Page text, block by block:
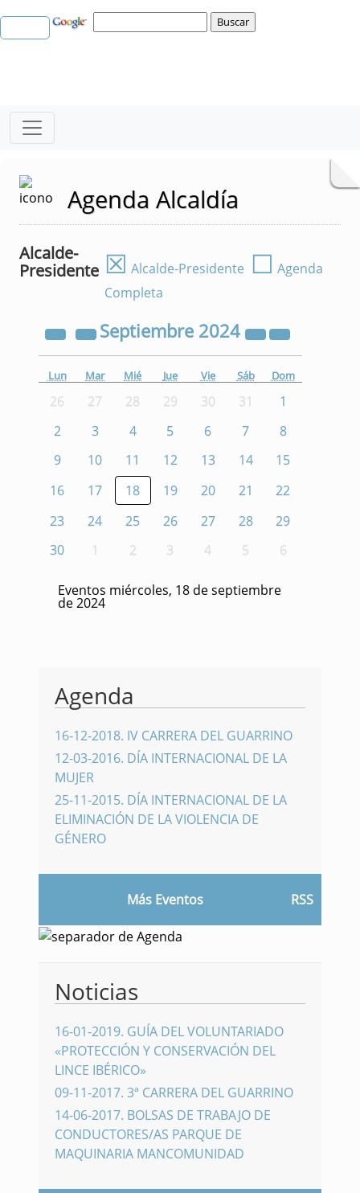
Agenda Alcaldía
Alcalde-
Presidente ☒ Alcalde-Presidente ☐ Agenda
Completa
Septiembre 2024
Lun Mar Mié Jue Vie Sáb Dom
26 27 28 29 30 31
1
2
3 4 5 6 7
8
9
10 11 12 13 14
15
16
17 18 19 20 21
22
23
24 25 26 27 28
29
30
1 2 3 4 5 6
Eventos miércoles, 18 de septiembre
de 2024
Agenda
16-12-2018. IV CARRERA DEL GUARRINO
12-03-2016. DÍA INTERNACIONAL DE LA
MUJER
25-11-2015. DÍA INTERNACIONAL DE LA
ELIMINACIÓN DE LA VIOLENCIA DE
GÉNERO
Más Eventos RSS
Noticias
16-01-2019. GUÍA DEL VOLUNTARIADO
«PROTECCIÓN Y CONSERVACIÓN DEL
LINCE IBÉRICO»
09-11-2017. 3ª CARRERA DEL GUARRINO
14-06-2017. BOLSAS DE TRABAJO DE
CONDUCTORES/AS PARQUE DE
MAQUINARIA MANCOMUNIDAD